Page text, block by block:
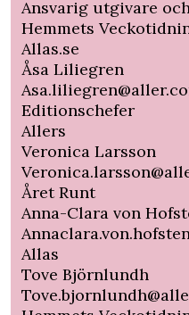
Ansvarig utgivare
Hemmets
Allas.se
Åsa Liliegren
Editionschefer
Allers
Veronica Larsson
Året Runt
Anna-Clara von
Allas
Tove Björnlundh